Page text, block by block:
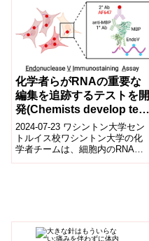
臓血管外科の田中正史教授は、
化学者らがRNAの重要な
編集を追跡するテストを開
発(Chemists develop test
to track crucial edits to
RNA)
2024-07-23 ワシントン大学セン
トルイス校ワシントン大学の化
学者チームは、細胞内のRNA編